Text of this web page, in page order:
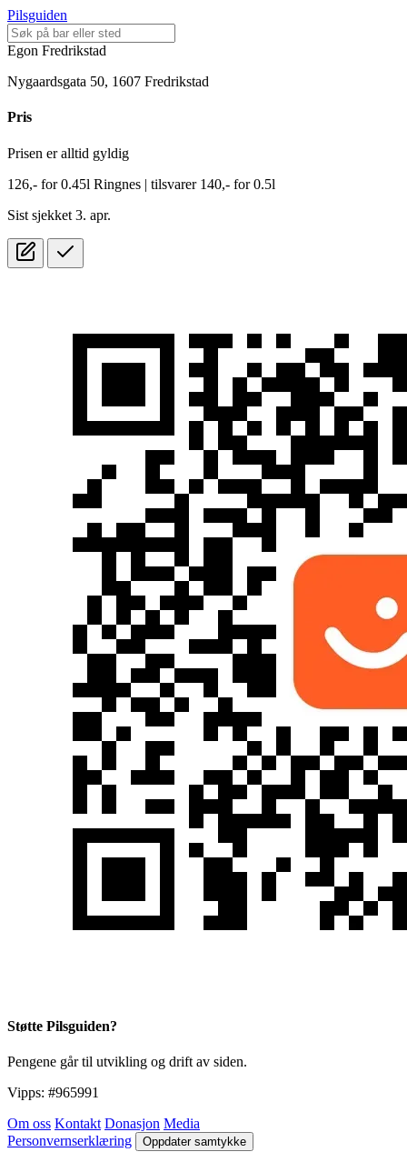
Pilsguiden
Egon Fredrikstad
Nygaardsgata 50, 1607 Fredrikstad
Pris
Prisen er alltid gyldig
126,- for0.45l Ringnes | tilsvarer 140,- for 0.5l
Sist sjekket 3. apr.
Støtte Pilsguiden?
Pengene går til utvikling og drift av siden.
Vipps: #965991
Om oss Kontakt Donasjon Media
Personvernserklæring
Oppdater samtykke